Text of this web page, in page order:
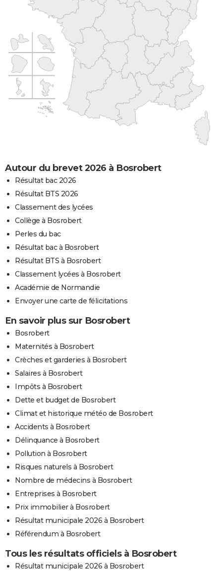
Autour du brevet 2026 à Bosrobert
Résultat bac 2026
Résultat BTS 2026
Classement des lycées
Collège à Bosrobert
Perles du bac
Résultat bac à Bosrobert
Résultat BTS à Bosrobert
Classement lycées à Bosrobert
Académie de Normandie
Envoyer une carte de félicitations
En savoir plus sur Bosrobert
Bosrobert
Maternités à Bosrobert
Crèches et garderies à Bosrobert
Salaires à Bosrobert
Impôts à Bosrobert
Dette et budget de Bosrobert
Climat et historique météo de Bosrobert
Accidents à Bosrobert
Délinquance à Bosrobert
Pollution à Bosrobert
Risques naturels à Bosrobert
Nombre de médecins à Bosrobert
Entreprises à Bosrobert
Prix immobilier à Bosrobert
Résultat municipale 2026 à Bosrobert
Référendum à Bosrobert
Tous les résultats officiels à Bosrobert
Résultat municipale 2026 à Bosrobert